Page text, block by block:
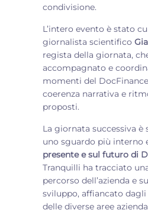
condivisione.
L’intero evento è stato
giornalista scientifico
regista della giornata,
accompagnato e
momenti del
coerenza narrativa e
proposti.
La giornata successiva è
uno sguardo più interno
presente e sul futuro di
Tranquilli ha tracciato
percorso dell’azienda e
sviluppo, affiancato
delle diverse aree